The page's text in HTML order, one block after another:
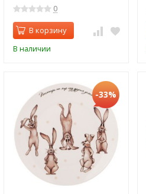
0
В корзину
В наличии
-33%